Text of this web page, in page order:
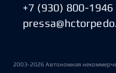
+7 (930) 800-1946
2003-2026 Автономная